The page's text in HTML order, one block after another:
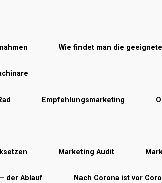
Wie findet man die
Empfehlungsmarketing
Marketing Audit
der Ablauf Nach Corona ist vor